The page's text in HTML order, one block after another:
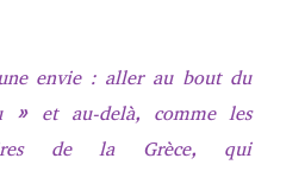
envie : aller au bout du
» et au-delà, comme les
de la Grèce, qui